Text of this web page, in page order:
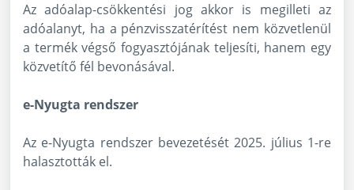
Az adóalap-csökkentési jog akkor is megilleti az
adóalanyt, ha a pénzvisszatérítést nem közvetlenül
a termék végső fogyasztójának teljesíti, hanem egy
közvetítő fél bevonásával.
e-Nyugta rendszer
Az e-Nyugta rendszer bevezetését 2025. július 1-re
halasztották el.